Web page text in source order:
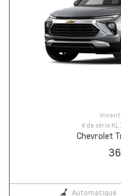
# de série
Chevrolet
Automatique